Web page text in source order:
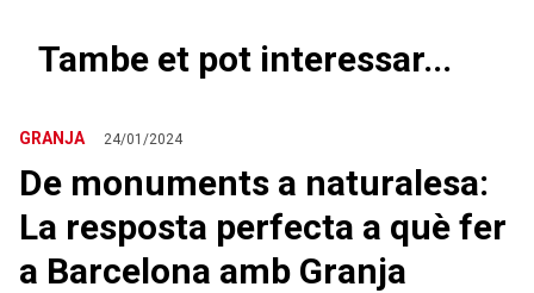
Tambe et pot interessar...
GRANJA 24/01/2024
De monuments a naturalesa:
La resposta perfecta a què fer
a Barcelona amb Granja